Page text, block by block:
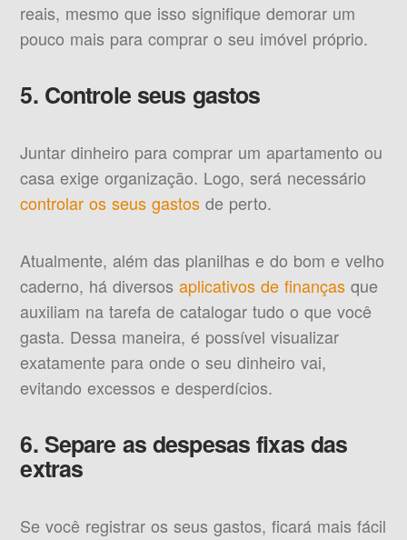
reais, mesmo que isso signifique demorar um
pouco mais para comprar o seu imóvel próprio.
5. Controle seus gastos
Juntar dinheiro para comprar um apartamento ou
casa exige organização. Logo, será necessário
controlar os seus gastos de perto.
Atualmente, além das planilhas e do bom e velho
caderno, há diversosaplicativos de finanças que
auxiliam na tarefa de catalogar tudo o que você
gasta. Dessa maneira, é possível visualizar
exatamente para onde o seu dinheiro vai,
evitando excessos e desperdícios.
6. Separe as despesas fixas das
extras
Se você registrar os seus gastos, ficará mais fácil